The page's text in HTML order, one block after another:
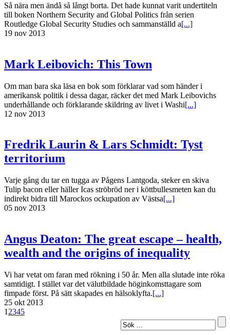
Så nära men ändå så långt borta. Det hade kunnat varit undertiteln
till boken Northern Security and Global Politics från serien
Routledge Global Security Studies och sammanställd a[...]
19 nov 2013
Mark Leibovich: This Town
Om man bara ska läsa en bok som förklarar vad som händer i
amerikansk politik i dessa dagar, räcker det med Mark Leibovichs
underhållande och förklarande skildring av livet i Washi[...]
12 nov 2013
Fredrik Laurin & Lars Schmidt: Tyst
territorium
Varje gång du tar en tugga av Pågens Lantgoda, steker en skiva
Tulip bacon eller häller Icas ströbröd ner i köttbullesmeten kan du
indirekt bidra till Marockos ockupation av Västsa[...]
05 nov 2013
Angus Deaton: The great escape – health,
wealth and the origins of inequality
Vi har vetat om faran med rökning i 50 år. Men alla slutade inte röka
samtidigt. I stället var det välutbildade höginkomsttagare som
fimpade först. På sätt skapades en hälsoklyfta.[...]
25 okt 2013
1 2345